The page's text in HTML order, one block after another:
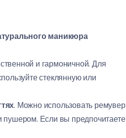
маникюра
и гармоничной. Для
стеклянную или
. Можно использовать ремувер
пушером. Если вы предпочитаете